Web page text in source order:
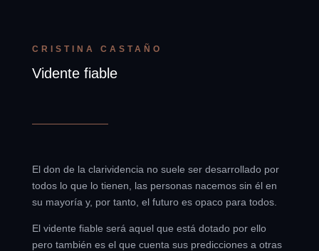
CRISTINA CASTAÑO
Vidente fiable
El don de la clarividencia no suele ser desarrollado por
todos lo que lo tienen, las personas nacemos sin él en
su mayoría y, por tanto, el futuro es opaco para todos.
El vidente fiable será aquel que está dotado por ello
pero también es el que cuenta sus predicciones a otras